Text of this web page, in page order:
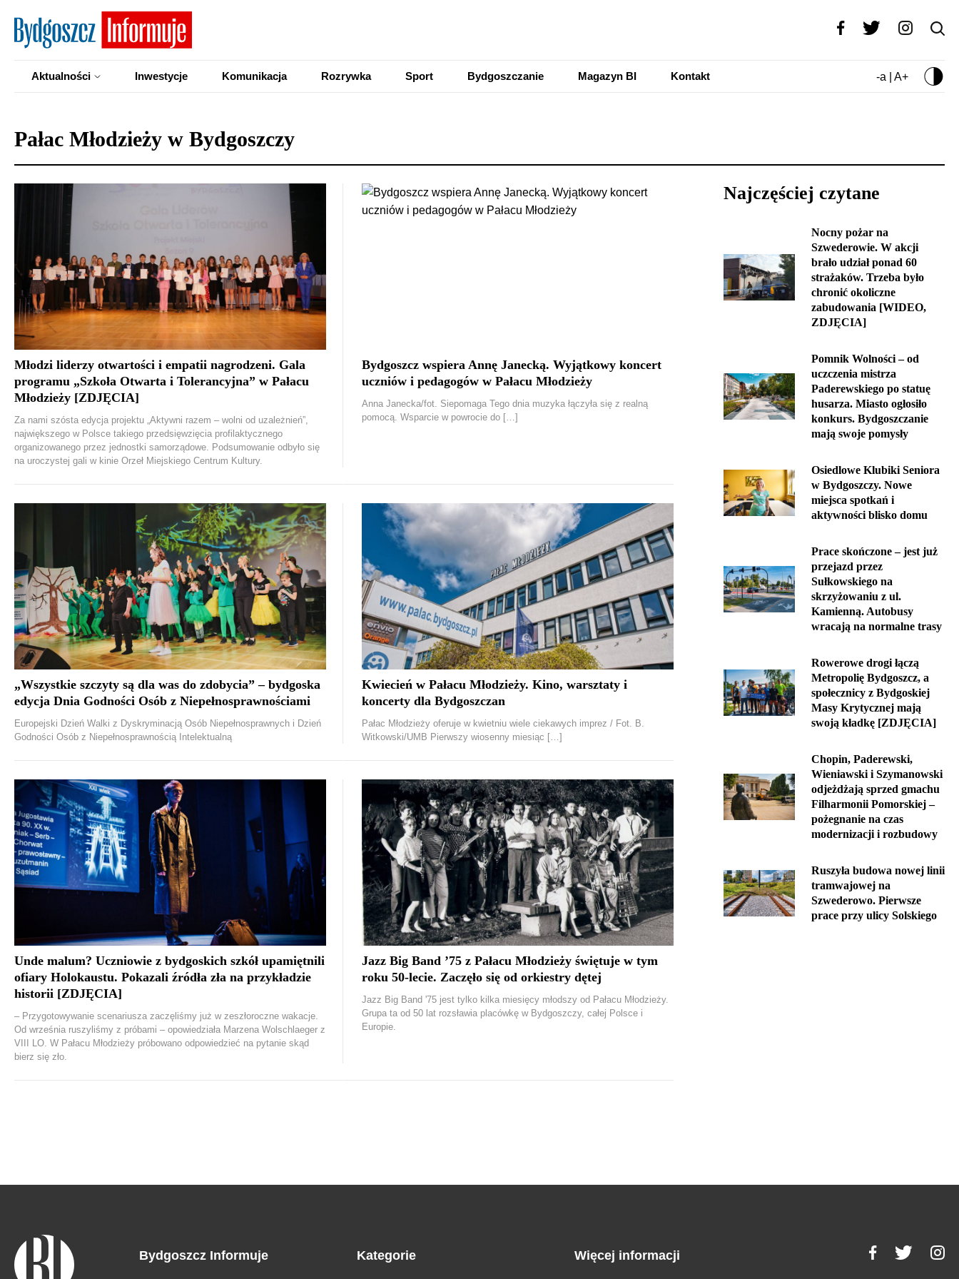
Aktualności Inwestycje Komunikacja Rozrywka Sport Bydgoszczanie Magazyn BI Kontakt -a | A+
Pałac Młodzieży w Bydgoszczy
Młodzi liderzy otwartości i empatii nagrodzeni. Gala
programu „Szkoła Otwarta i Tolerancyjna” w Pałacu
Młodzieży [ZDJĘCIA]
Za nami szósta edycja projektu „Aktywni razem – wolni od uzależnień”,
największego w Polsce takiego przedsięwzięcia profilaktycznego
organizowanego przez jednostki samorządowe. Podsumowanie odbyło się
na uroczystej gali w kinie Orzeł Miejskiego Centrum Kultury.
Bydgoszcz wspiera Annę Janecką. Wyjątkowy koncert
uczniów i pedagogów w Pałacu Młodzieży
Anna Janecka/fot. Siepomaga Tego dnia muzyka łączyła się z realną
pomocą. Wsparcie w powrocie do […]
„Wszystkie szczyty są dla was do zdobycia” – bydgoska
edycja Dnia Godności Osób z Niepełnosprawnościami
Europejski Dzień Walki z Dyskryminacją Osób Niepełnosprawnych i Dzień
Godności Osób z Niepełnosprawnością Intelektualną
Kwiecień w Pałacu Młodzieży. Kino, warsztaty i
koncerty dla Bydgoszczan
Pałac Młodzieży oferuje w kwietniu wiele ciekawych imprez / Fot. B.
Witkowski/UMB Pierwszy wiosenny miesiąc […]
Unde malum? Uczniowie z bydgoskich szkół upamiętnili
ofiary Holokaustu. Pokazali źródła zła na przykładzie
historii [ZDJĘCIA]
– Przygotowywanie scenariusza zaczęliśmy już w zeszłoroczne wakacje.
Od września ruszyliśmy z próbami – opowiedziała Marzena Wolschlaeger z
VIII LO. W Pałacu Młodzieży próbowano odpowiedzieć na pytanie skąd
bierz się zło.
Jazz Big Band ’75 z Pałacu Młodzieży świętuje w tym
roku 50-lecie. Zaczęło się od orkiestry dętej
Jazz Big Band '75 jest tylko kilka miesięcy młodszy od Pałacu Młodzieży.
Grupa ta od 50 lat rozsławia placówkę w Bydgoszczy, całej Polsce i
Europie.
Najczęściej czytane
Nocny pożar na
Szwederowie. W akcji
brało udział ponad 60
strażaków. Trzeba było
chronić okoliczne
zabudowania [WIDEO,
ZDJĘCIA]
Pomnik Wolności – od
uczczenia mistrza
Paderewskiego po statuę
husarza. Miasto ogłosiło
konkurs. Bydgoszczanie
mają swoje pomysły
Osiedlowe Klubiki Seniora
w Bydgoszczy. Nowe
miejsca spotkań i
aktywności blisko domu
Prace skończone – jest już
przejazd przez
Sułkowskiego na
skrzyżowaniu z ul.
Kamienną. Autobusy
wracają na normalne trasy
Rowerowe drogi łączą
Metropolię Bydgoszcz, a
społecznicy z Bydgoskiej
Masy Krytycznej mają
swoją kładkę [ZDJĘCIA]
Chopin, Paderewski,
Wieniawski i Szymanowski
odjeżdżają sprzed gmachu
Filharmonii Pomorskiej –
pożegnanie na czas
modernizacji i rozbudowy
Ruszyła budowa nowej linii
tramwajowej na
Szwederowo. Pierwsze
prace przy ulicy Solskiego
Bydgoszcz Informuje Kategorie Więcej informacji